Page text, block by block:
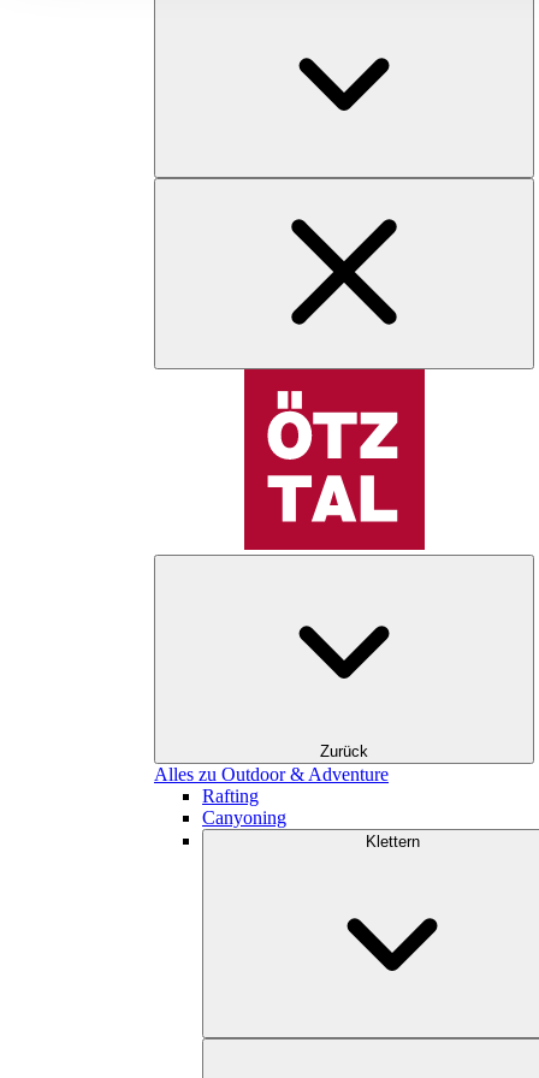
Zurück
Alles zu Outdoor & Adventure
Rafting
Canyoning
Klettern